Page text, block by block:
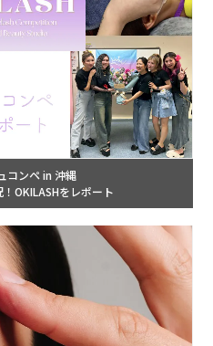
コンペ in 沖縄
OKILASHをレポート